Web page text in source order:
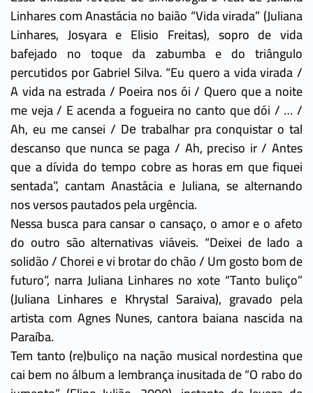
Linhares com Anastácia no baião “Vida virada” (Juliana
Linhares, Josyara e Elisio Freitas), sopro de vida
bafejado no toque da zabumba e do triângulo
percutidos por Gabriel Silva. “Eu quero a vida virada /
A vida na estrada / Poeira nos ói / Quero que a noite
me veja / E acenda a fogueira no canto que dói / … /
Ah, eu me cansei / Dе trabalhar pra conquistar o tal
descanso que nunca se paga / Ah, preciso ir / Antes
que a dívida do tempo cobre as horas em que fiquei
sentada”, cantam Anastácia e Juliana, se alternando
nos versos pautados pela urgência.
Nessa busca para cansar o cansaço, o amor e o afeto
do outro são alternativas viáveis. “Deixei de lado a
solidão / Chorei e vi brotar do chão / Um gosto bom de
futuro”, narra Juliana Linhares no xote “Tanto buliço”
(Juliana Linhares e Khrystal Saraiva), gravado pela
artista com Agnes Nunes, cantora baiana nascida na
Paraíba.
Tem tanto (re)buliço na nação musical nordestina que
cai bem no álbum a lembrança inusitada de “O rabo do